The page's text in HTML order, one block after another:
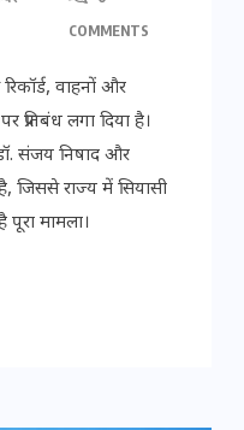
COMMENTS
वाहनों और
लगा दिया है।
संजय निषाद और
जिससे राज्य में सियासी
मामला।